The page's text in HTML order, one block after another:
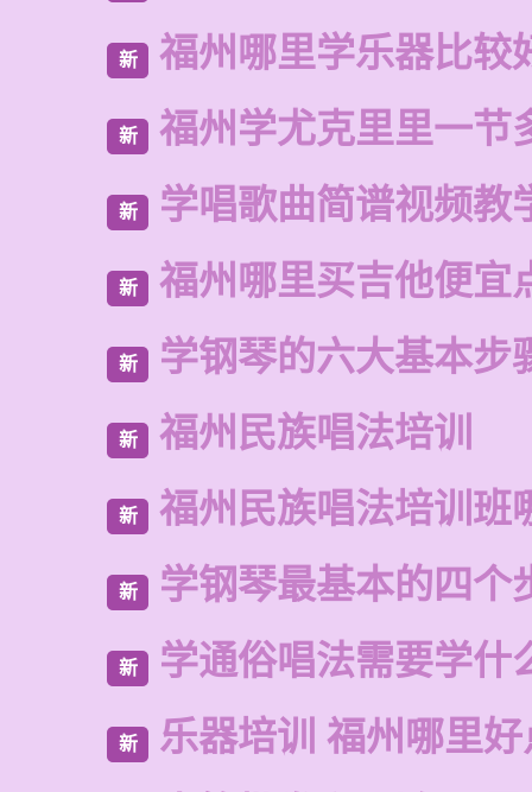
新 福州哪里学乐器比较
新 福州学尤克里里一节
新 学唱歌曲简谱视频教
新 福州哪里买吉他便宜
新 学钢琴的六大基本步
新 福州民族唱法培训
新 福州民族唱法培训班
新 学钢琴最基本的四个
新 学通俗唱法需要学什
新 乐器培训 福州哪里